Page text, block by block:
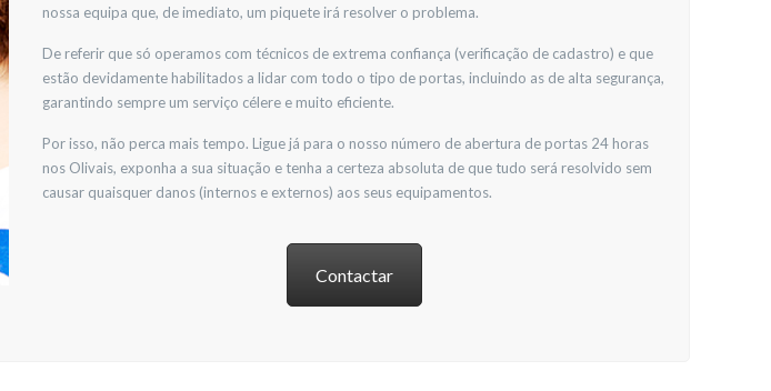
nossa equipa que, de imediato, um piquete irá resolver o problema.
De referir que só operamos com técnicos de extrema confiança (verificação de cadastro) e que
estão devidamente habilitados a lidar com todo o tipo de portas, incluindo as de alta segurança,
garantindo sempre um serviço célere e muito eficiente.
Por isso, não perca mais tempo. Ligue já para o nosso número de abertura de portas 24 horas
nos Olivais, exponha a sua situação e tenha a certeza absoluta de que tudo será resolvido sem
causar quaisquer danos (internos e externos) aos seus equipamentos.
Contactar